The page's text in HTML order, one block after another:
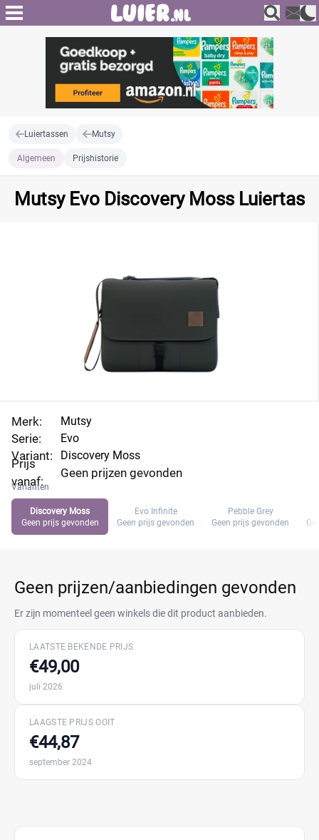
Luiertassen Mutsy
Algemeen Prijshistorie
Mutsy Evo Discovery Moss Luiertas
Merk:
Serie:
Variant:
Prijs
vanaf:
Mutsy
Evo
Discovery Moss
Geen prijzen gevonden
Varianten
Discovery Moss
Geen prijs gevonden
Evo Infinite
Geen prijs gevonden
Pebble Grey
Geen prijs gevonden
Geen prijzen/aanbiedingen gevonden
Er zijn momenteel geen winkels die dit product aanbieden.
LAATSTE BEKENDE PRIJS
€49,00
juli 2026
LAAGSTE PRIJS OOIT
€44,87
september 2024